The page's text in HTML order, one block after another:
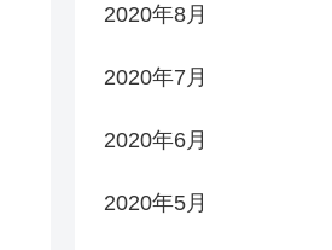
2020年8月
2020年7月
2020年6月
2020年5月